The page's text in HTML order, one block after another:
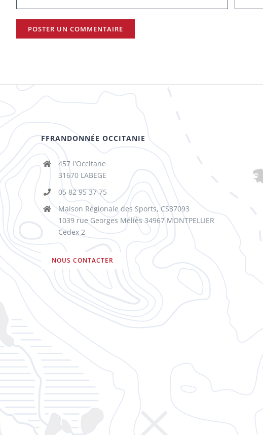
FFRANDONNÉE OCCITANIE
457 l'Occitane
31670 LABEGE
05 82 95 37 75
Maison Régionale des Sports, CS37093
1039 rue Georges Méliès 34967 MONTPELLIER
Cedex 2
NOUS CONTACTER